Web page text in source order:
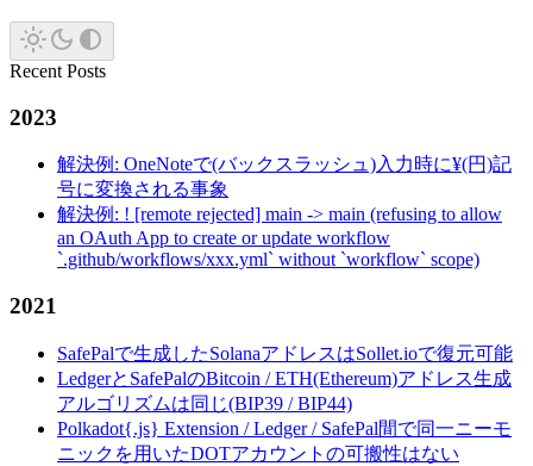
Recent Posts
2023
解決例: OneNoteで(バックスラッシュ)入力時に¥(円)記
号に変換される事象
解決例: ! [remote rejected] main -> main (refusing to allow
an OAuth App to create or update workflow
`.github/workflows/xxx.yml` without `workflow` scope)
2021
SafePalで生成したSolanaアドレスはSollet.ioで復元可能
LedgerとSafePalのBitcoin / ETH(Ethereum)アドレス生成
アルゴリズムは同じ(BIP39 / BIP44)
Polkadot{.js} Extension / Ledger / SafePal間で同一ニーモ
ニックを用いたDOTアカウントの可搬性はない